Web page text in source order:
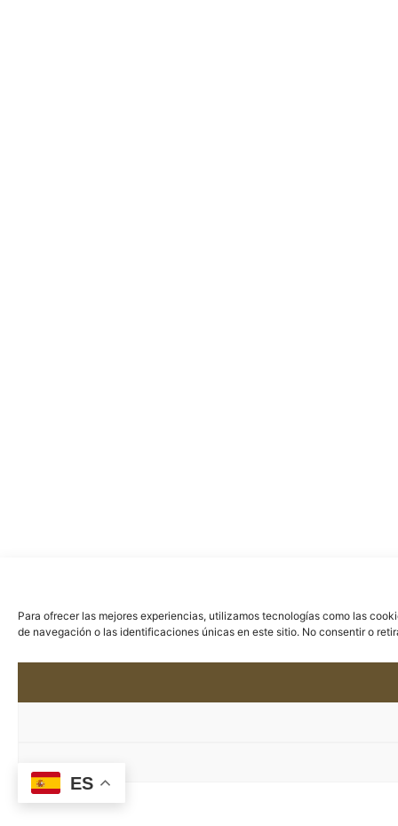
Para ofrecer las mejores experiencias, utilizamos tecnologías como las
de navegación o las identificaciones únicas en este sitio. No consentir o
ES